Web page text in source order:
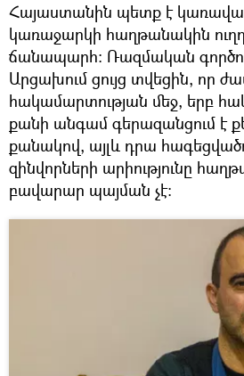
Հայաստանին պետք է
կառաջարկի հաղթանակին
ճանապարհ։ Ռազմական
Արցախում ցույց տվեցին, որ
հակամարտության մեջ, երբ
քանի անգամ գերազանցում է
քանակով, այլև դրա
զինվորների արիությունը
բավարար պայման չէ։